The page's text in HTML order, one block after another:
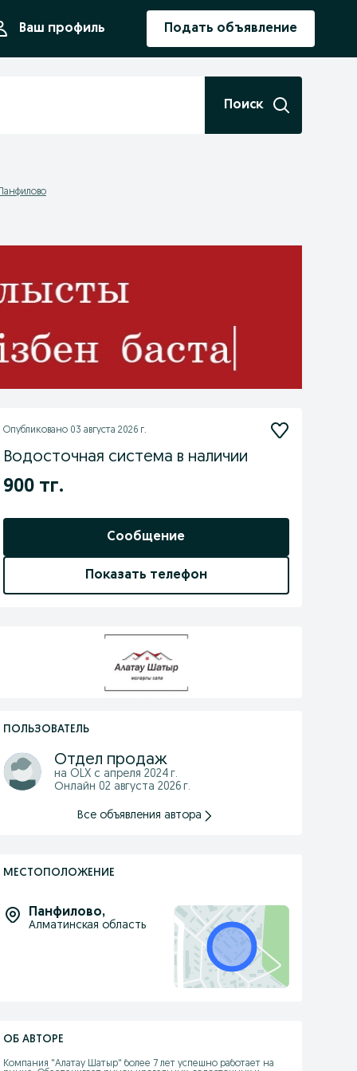
Ваш профиль Подать объявление
Поиск
Опубликовано 03 августа 2026 г.
Водосточная система в наличии
900 тг.
Сообщение
Показать телефон
ПОЛЬЗОВАТЕЛЬ
Отдел продаж
на OLX с апреля 2024 г.
Онлайн 02 августа 2026 г.
Все объявления автора
МЕСТОПОЛОЖЕНИЕ
Панфилово,
Алматинская область
ОБ АВТОРЕ
Компания "Алатау Шатыр" более 7 лет успешно работает на